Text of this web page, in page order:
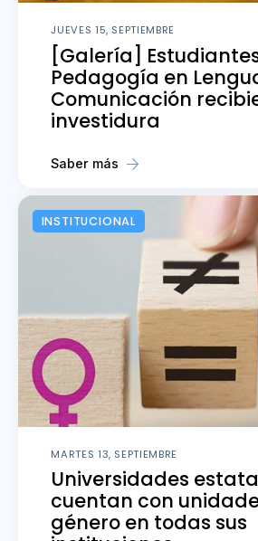
JUEVES 15, SEPTIEMBRE
[Galería]
Pedagogía en
Comunicación
investidura
Saber más
INSTITUCIONAL
MARTES 13, SEPTIEMBRE
Universidades
cuentan con
género en todas sus